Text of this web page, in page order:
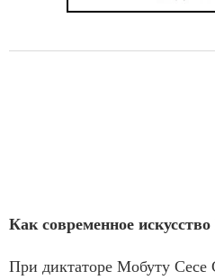
Как современное
При диктаторе Мобуту Сесе